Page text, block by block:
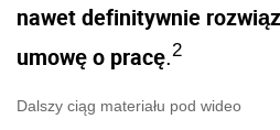
nawet definitywnie
umowę o pracę 2
Dalszy ciąg materiału pod wideo